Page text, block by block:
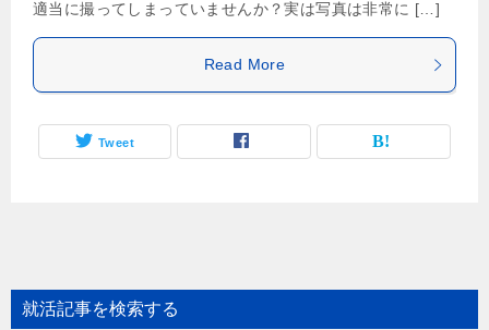
適当に撮ってしまっていませんか？実は写真は非常に […]
Read More
Tweet
就活記事を検索する